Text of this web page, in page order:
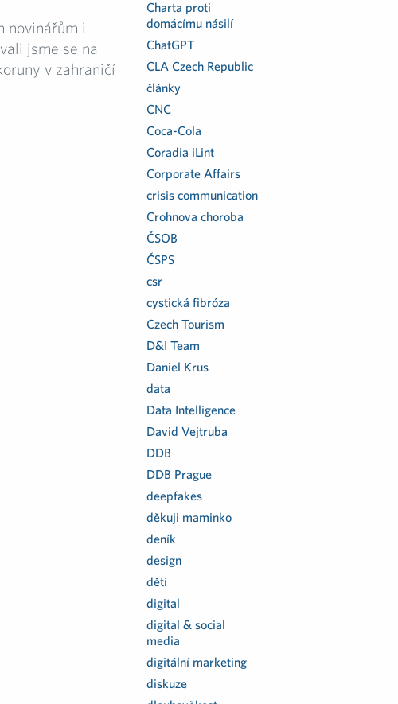
novinářům i
jsme se na
v zahraničí
Charta proti
domácímu násilí
ChatGPT
CLA Czech Republic
články
CNC
Coca-Cola
Coradia iLint
Corporate Affairs
crisis communication
Crohnova choroba
ČSOB
ČSPS
csr
cystická fibróza
Czech Tourism
D&I Team
Daniel Krus
data
Data Intelligence
David Vejtruba
DDB
DDB Prague
deepfakes
děkuji maminko
deník
design
děti
digital
digital & social
media
digitální marketing
diskuze